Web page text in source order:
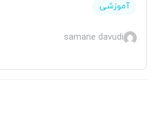
آموزشی
samane davudi